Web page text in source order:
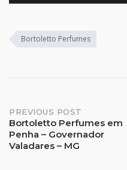
Bortoletto Perfumes
Post
navigation
PREVIOUS POST
Bortoletto Perfumes em
Penha – Governador
Valadares – MG